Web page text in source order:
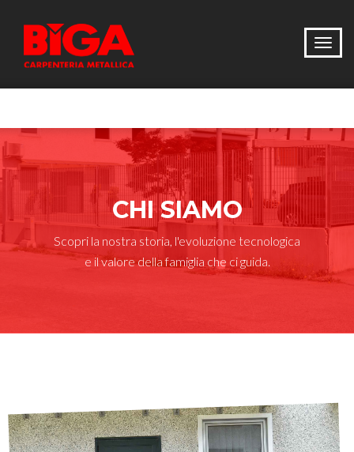
CHI SIAMO
Scopri la nostra storia, l'evoluzione tecnologica
e il valore della famiglia che ci guida.